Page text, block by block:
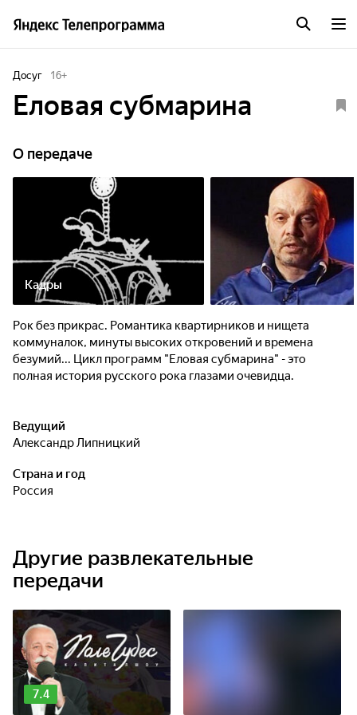
Досуг 16+
Еловая субмарина
О передаче
Кадры
Рок без прикрас. Романтика квартирников и нищета
коммуналок, минуты высоких откровений и времена
безумий... Цикл программ "Еловая субмарина" - это
полная история русского рока глазами очевидца.
Ведущий
Александр Липницкий
Страна и год
Россия
Другие развлекательные
передачи
7.4